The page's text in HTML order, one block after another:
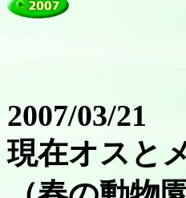
2007/03/21
現在オスと